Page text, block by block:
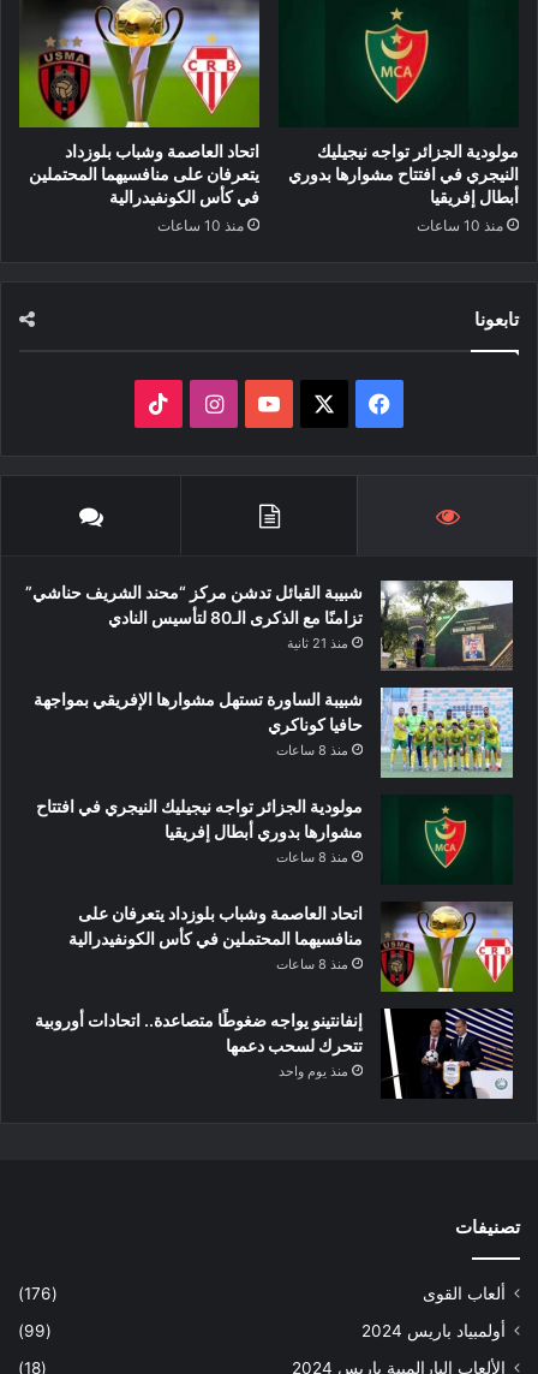
مولودية الجزائر تواجه نيجيليك
النيجري في افتتاح مشوارها بدوري
أبطال إفريقيا
منذ 10 ساعات
اتحاد العاصمة وشباب بلوزداد
يتعرفان على منافسيهما المحتملين
في كأس الكونفيدرالية
منذ 10 ساعات
تابعونا
فيسبوك ‫YouTubeانستقرام
شبيبة القبائل تدشن مركز “محند الشريف حناشي”
تزامنًا مع الذكرى الـ80 لتأسيس النادي
منذ 21 ثانية
شبيبة الساورة تستهل مشوارها الإفريقي بمواجهة
حافيا كوناكري
منذ 8 ساعات
مولودية الجزائر تواجه نيجيليك النيجري في افتتاح
مشوارها بدوري أبطال إفريقيا
منذ 8 ساعات
اتحاد العاصمة وشباب بلوزداد يتعرفان على
منافسيهما المحتملين في كأس الكونفيدرالية
منذ 8 ساعات
إنفانتينو يواجه ضغوطًا متصاعدة.. اتحادات أوروبية
تتحرك لسحب دعمها
منذ يوم واحد
تصنيفات
ألعاب القوى
(176)
أولمبياد باريس 2024
(99)
الألعاب البارالمبية باريس 2024
(18)